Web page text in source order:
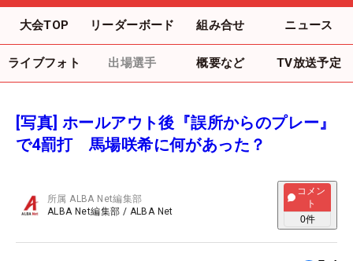
大会TOP リーダーボード 組み合せ ニュース
ライブフォト 出場選手 概要など TV放送予定
[写真] ホールアウト後『誤所からのプレー』
で4罰打 馬場咲希に何があった？
所属ALBA Net編集部
ALBA Net編集部 / ALBA Net
コメン
ト
0件